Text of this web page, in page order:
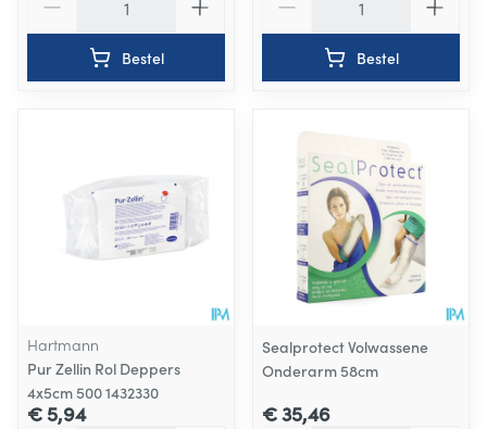
Bestel Bestel
Hartmann
Pur Zellin Rol Deppers
4x5cm 500 1432330
€ 5,94
Sealprotect Volwassene
Onderarm 58cm
€ 35,46